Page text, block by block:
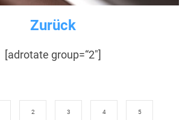
Zurück
[adrotate group=“2″]
2 3 4 5